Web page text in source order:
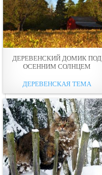
ДЕРЕВЕНСКИЙ ДОМИК ПОД
ОСЕННИМ СОЛНЦЕМ
ДЕРЕВЕНСКАЯ ТЕМА